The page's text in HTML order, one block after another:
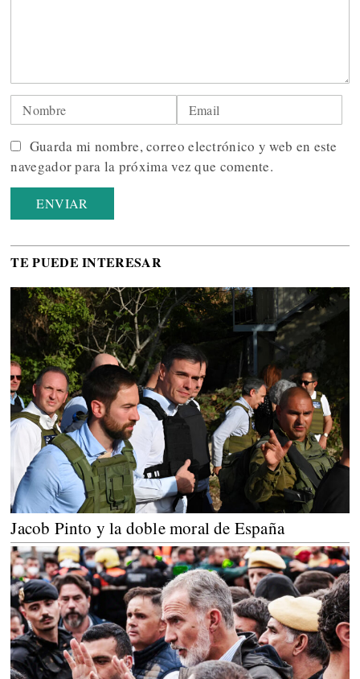
Guarda mi nombre, correo electrónico y web en este
navegador para la próxima vez que comente.
TE PUEDE INTERESAR
Jacob Pinto y la doble moral de España